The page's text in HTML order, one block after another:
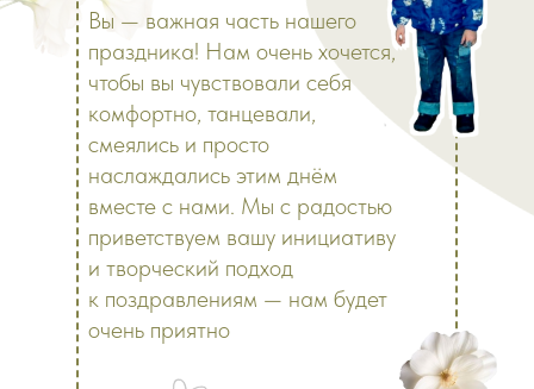
Вы — важная часть нашего
праздника! Нам очень хочется,
чтобы вы чувствовали себя
комфортно, танцевали,
смеялись и просто
наслаждались этим днём
вместе с нами. Мы с радостью
приветствуем вашу инициативу
и творческий подход
к поздравлениям — нам будет
очень приятно